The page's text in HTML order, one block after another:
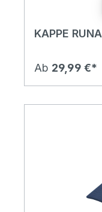
KAPPE RUNA
Ab 29,99 €*